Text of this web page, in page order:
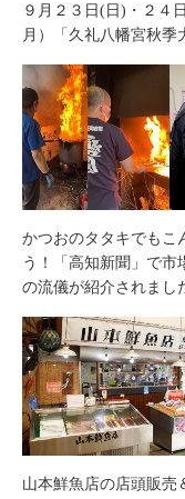
９月２３日(日)・２４
月）「久礼八幡宮秋季
かつおのタタキでもこ
う！「高知新聞」で市
の流儀が紹介されまし
山本鮮魚店の店頭販売